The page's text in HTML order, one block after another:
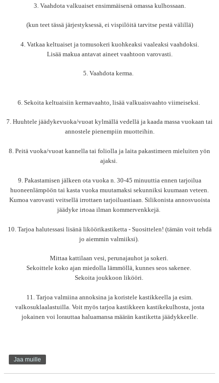
3. Vaahdota valkuaiset ensimmäisenä omassa kulhossaan.
(kun teet tässä järjestyksessä, ei vispilöitä tarvitse pestä välillä)
4. Vatkaa keltuaiset ja tomusokeri kuohkeaksi vaaleaksi vaahdoksi.
Lisää makua antavat aineet vaahtoon varovasti.
5. Vaahdota kerma.
6. Sekoita keltuaisiin kermavaahto, lisää valkuaisvaahto viimeiseksi.
7. Huuhtele jäädykevuoka/vuoat kylmällä vedellä ja kaada massa vuokaan tai
annostele pienempiin muotteihin.
8. Peitä vuoka/vuoat kannella tai foliolla ja laita pakastimeen mieluiten yön
ajaksi.
9. Pakastamisen jälkeen ota vuoka n. 30-45 minuuttia ennen tarjoilua
huoneenlämpöön tai kasta vuoka muutamaksi sekunniksi kuumaan veteen.
Kumoa varovasti veitsellä irrottaen tarjoiluastiaan. Silikonista annosvuoista
jäädyke irtoaa ilman kommervenkkejä.
10. Tarjoa halutessasi lisänä liköörikastiketta - Suosittelen! (tämän voit tehdä
jo aiemmin valmiiksi).
Mittaa kattilaan vesi, perunajauhot ja sokeri.
Sekoittele koko ajan miedolla lämmöllä, kunnes seos sakenee.
Sekoita joukkoon likööri.
11. Tarjoa valmiina annoksina ja koristele kastikkeella ja esim.
valkosuklaalastuilla. Voit myös tarjoa kastikkeen kastikekulhosta, josta
jokainen voi lorauttaa haluamansa määrän kastiketta jäädykkeelle.
Jaa muille